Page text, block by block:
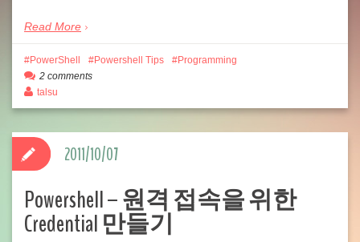
Read More
PowerShell Powershell Tips
Programming
2 comments
talsu
Powershell – 원격 접속을 위한
Credential 만들기
2011/10/07